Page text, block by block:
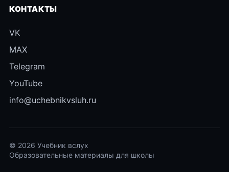
КОНТАКТЫ
VK
MAX
Telegram
YouTube
info@uchebnikvsluh.ru
© 2026 Учебник вслух
Образовательные материалы для школы